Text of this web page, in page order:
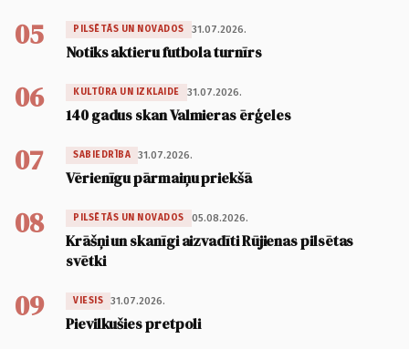
05 PILSĒTĀS UN NOVADOS 31.07.2026.
Notiks aktieru futbola turnīrs
06 KULTŪRA UN IZKLAIDE 31.07.2026.
140 gadus skan Valmieras ērģeles
07 SABIEDRĪBA 31.07.2026.
Vērienīgu pārmaiņu priekšā
08 PILSĒTĀS UN NOVADOS 05.08.2026.
Krāšņi un skanīgi aizvadīti Rūjienas pilsētas
svētki
09 VIESIS 31.07.2026.
Pievilkušies pretpoli